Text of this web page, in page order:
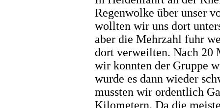
Regenwolke über unser
wollten wir uns dort
aber die Mehrzahl fuhr
dort verweilten. Nach 20
wir konnten der Gruppe
wurde es dann wieder
mussten wir ordentlich
Kilometern. Da die